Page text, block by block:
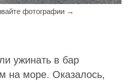
ужинать в бар
на море. Оказалось,